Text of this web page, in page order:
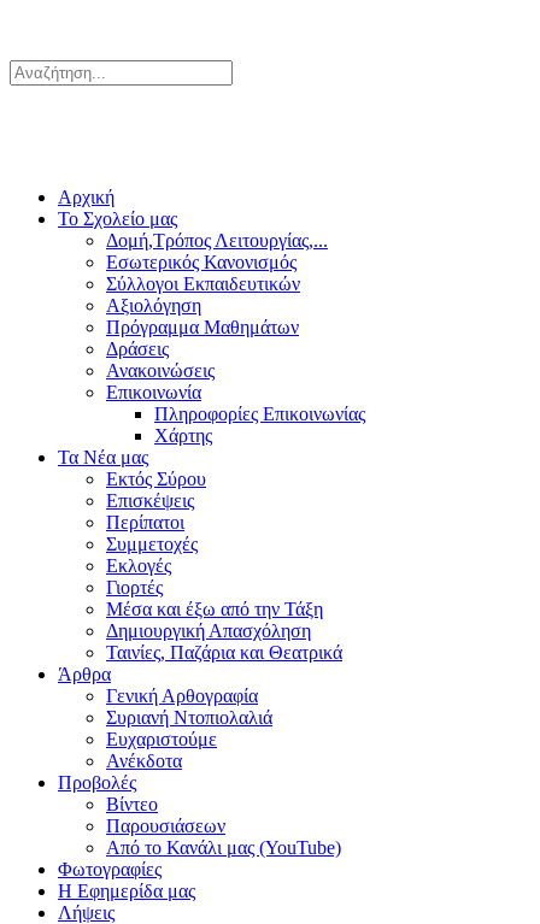
Αρχική
Το Σχολείο μας
Δομή,Τρόπος Λειτουργίας,...
Εσωτερικός Κανονισμός
Σύλλογοι Εκπαιδευτικών
Αξιολόγηση
Πρόγραμμα Μαθημάτων
Δράσεις
Ανακοινώσεις
Επικοινωνία
Πληροφορίες Επικοινωνίας
Χάρτης
Τα Νέα μας
Εκτός Σύρου
Επισκέψεις
Περίπατοι
Συμμετοχές
Εκλογές
Γιορτές
Μέσα και έξω από την Τάξη
Δημιουργική Απασχόληση
Ταινίες, Παζάρια και Θεατρικά
Άρθρα
Γενική Αρθογραφία
Συριανή Ντοπιολαλιά
Ευχαριστούμε
Ανέκδοτα
Προβολές
Βίντεο
Παρουσιάσεων
Από το Κανάλι μας (YouTube)
Φωτογραφίες
Η Εφημερίδα μας
Λήψεις